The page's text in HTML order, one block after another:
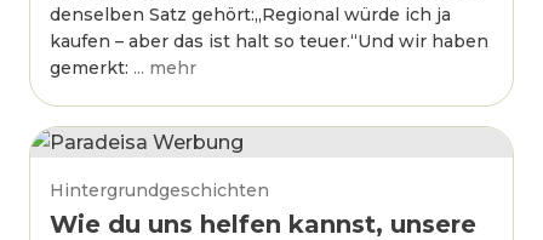
denselben Satz gehört:„Regional würde ich ja
kaufen – aber das ist halt so teuer.“Und wir haben
gemerkt: ... mehr
Hintergrundgeschichten
Wie du uns helfen kannst, unsere